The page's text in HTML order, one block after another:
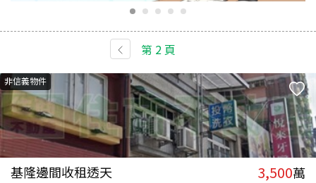
第 2頁
非信義物件
基隆邊間收租透天 3,500萬